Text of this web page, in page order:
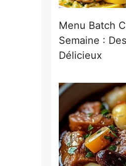
Menu Batch
Semaine :
Délicieux